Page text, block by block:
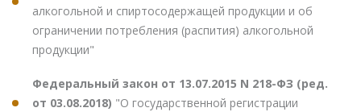
алкогольной и спиртосодержащей продукции и об
ограничении потребления (распития) алкогольной
продукции"
Федеральный закон от 13.07.2015 N 218-ФЗ (ред.
от 03.08.2018) "О государственной регистрации